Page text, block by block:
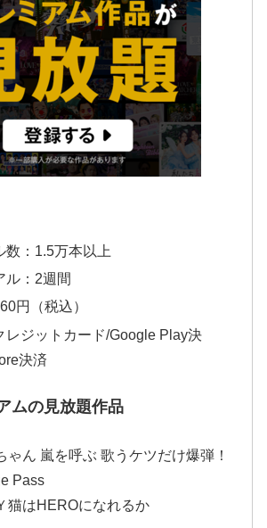
数：1.5万本以上
ル：2週間
円（税込）
レジットカード/Google Play決
決済
ムの見放題作品
ゃん 嵐を呼ぶ 歌うケツだけ爆弾！
Pass
猫はHEROになれるか